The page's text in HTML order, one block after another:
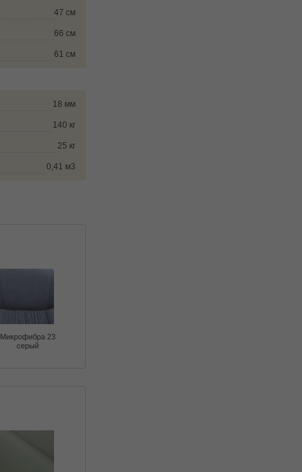
47 см
66 см
61 см
18 мм
140 кг
25 кг
0,41 м3
Микрофибра 23
серый